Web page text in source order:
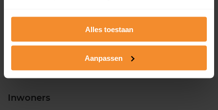
Alles toestaan
Aanpassen
2008 of later
100%
Inwoners